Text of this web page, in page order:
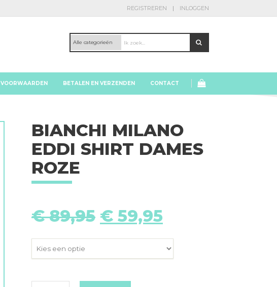
REGISTREREN INLOGGEN
VOORWAARDEN BETALEN EN VERZENDEN CONTACT
BIANCHI MILANO
EDDI SHIRT DAMES
ROZE
€89,95 Oorspronkelijke
prijs
was:
€ 89,95.
€ 59,95
prijs
is:
€ 59,95.